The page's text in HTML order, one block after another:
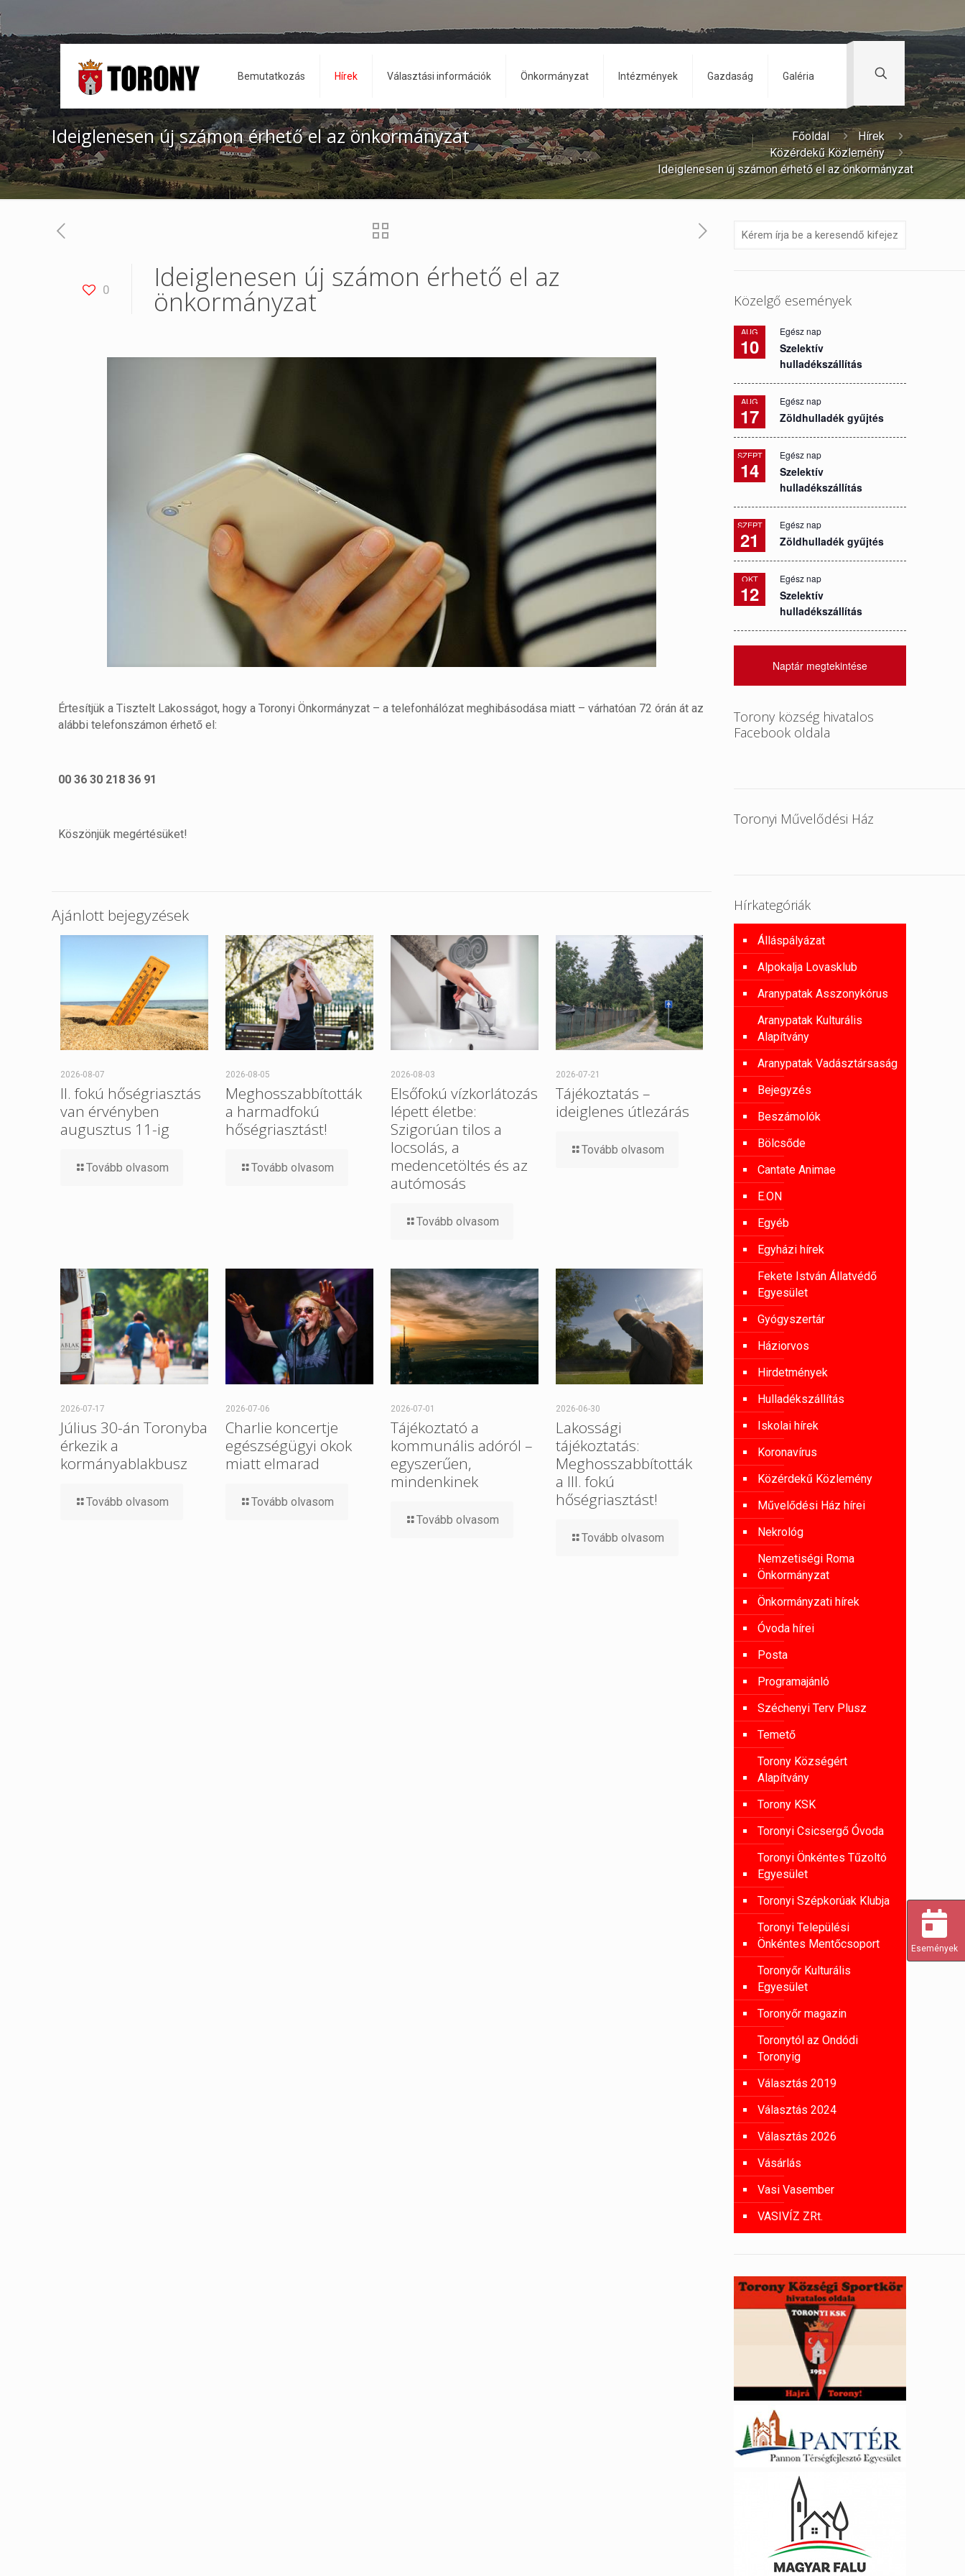
Bemutatkozás Hírek Választási információk Önkormányzat Intézmények Gazdaság Galéria
Ideiglenesen új számon érhető el az önkormányzat Főoldal
Hírek
Közérdekű Közlemény
Ideiglenesen új számon érhető el az önkormányzat
0 Ideiglenesen új számon érhető el az
önkormányzat
Értesítjük a Tisztelt Lakosságot, hogy a Toronyi Önkormányzat – a telefonhálózat meghibásodása miatt – várhatóan 72 órán át az
alábbi telefonszámon érhető el:
00 36 30 218 36 91
Köszönjük megértésüket!
Ajánlott bejegyzések
2026-08-07
II. fokú hőségriasztás
van érvényben
augusztus 11-ig
Tovább olvasom
2026-08-05
Meghosszabbították
a harmadfokú
hőségriasztást!
Tovább olvasom
2026-08-03
Elsőfokú vízkorlátozás
lépett életbe:
Szigorúan tilos a
locsolás, a
medencetöltés és az
autómosás
Tovább olvasom
2026-07-21
Tájékoztatás –
ideiglenes útlezárás
Tovább olvasom
2026-07-17
Július 30-án Toronyba
érkezik a
kormányablakbusz
Tovább olvasom
2026-07-06
Charlie koncertje
egészségügyi okok
miatt elmarad
Tovább olvasom
2026-07-01
Tájékoztató a
kommunális adóról –
egyszerűen,
mindenkinek
Tovább olvasom
2026-06-30
Lakossági
tájékoztatás:
Meghosszabbították
a III. fokú
hőségriasztást!
Tovább olvasom
Közelgő események
AUG
10
Egész nap
Szelektív
hulladékszállítás
AUG
17
Egész nap
Zöldhulladék gyűjtés
SZEPT
14
Egész nap
Szelektív
hulladékszállítás
SZEPT
21
Egész nap
Zöldhulladék gyűjtés
OKT
12
Egész nap
Szelektív
hulladékszállítás
Naptár megtekintése
Torony község hivatalos
Facebook oldala
Toronyi Művelődési Ház
Hírkategóriák
Álláspályázat
Alpokalja Lovasklub
Aranypatak Asszonykórus
Aranypatak Kulturális
Alapítvány
Aranypatak Vadásztársaság
Bejegyzés
Beszámolók
Bölcsőde
Cantate Animae
E.ON
Egyéb
Egyházi hírek
Fekete István Állatvédő
Egyesület
Gyógyszertár
Háziorvos
Hirdetmények
Hulladékszállítás
Iskolai hírek
Koronavírus
Közérdekű Közlemény
Művelődési Ház hírei
Nekrológ
Nemzetiségi Roma
Önkormányzat
Önkormányzati hírek
Óvoda hírei
Posta
Programajánló
Széchenyi Terv Plusz
Temető
Torony Községért
Alapítvány
Torony KSK
Toronyi Csicsergő Óvoda
Toronyi Önkéntes Tűzoltó
Egyesület
Toronyi Szépkorúak Klubja
Toronyi Települési
Önkéntes Mentőcsoport
Toronyőr Kulturális
Egyesület
Toronyőr magazin
Toronytól az Ondódi
Toronyig
Választás 2019
Választás 2024
Választás 2026
Vásárlás
Vasi Vasember
VASIVÍZ ZRt.
Események